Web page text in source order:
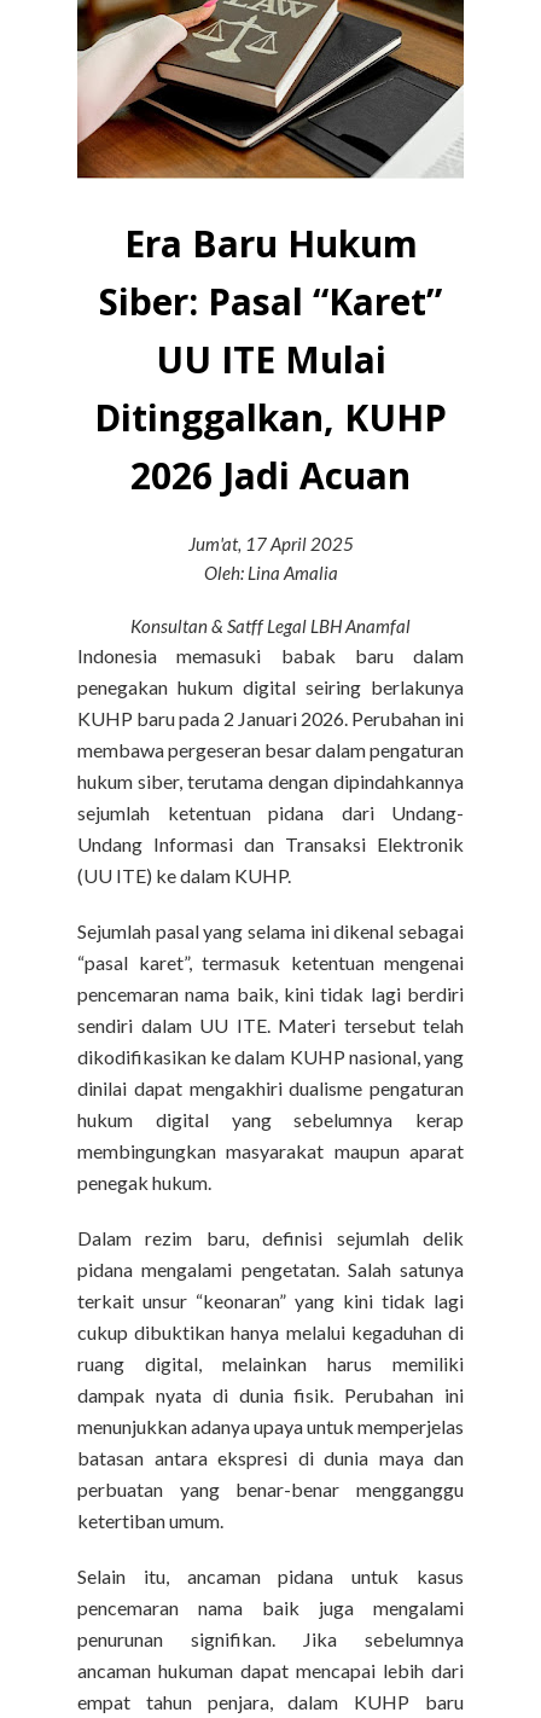
Era Baru Hukum
Siber: Pasal “Karet”
UU ITE Mulai
Ditinggalkan, KUHP
2026 Jadi Acuan
Jum'at, 17 April 2025
Oleh: Lina Amalia
Konsultan & Satff Legal LBH Anamfal
Indonesia memasuki babak baru dalam
penegakan hukum digital seiring berlakunya
KUHP baru pada 2 Januari 2026. Perubahan ini
membawa pergeseran besar dalam pengaturan
hukum siber, terutama dengan dipindahkannya
sejumlah ketentuan pidana dari Undang-
Undang Informasi dan Transaksi Elektronik
(UU ITE) ke dalam KUHP.
Sejumlah pasal yang selama ini dikenal sebagai
“pasal karet”, termasuk ketentuan mengenai
pencemaran nama baik, kini tidak lagi berdiri
sendiri dalam UU ITE. Materi tersebut telah
dikodifikasikan ke dalam KUHP nasional, yang
dinilai dapat mengakhiri dualisme pengaturan
hukum digital yang sebelumnya kerap
membingungkan masyarakat maupun aparat
penegak hukum.
Dalam rezim baru, definisi sejumlah delik
pidana mengalami pengetatan. Salah satunya
terkait unsur “keonaran” yang kini tidak lagi
cukup dibuktikan hanya melalui kegaduhan di
ruang digital, melainkan harus memiliki
dampak nyata di dunia fisik. Perubahan ini
menunjukkan adanya upaya untuk memperjelas
batasan antara ekspresi di dunia maya dan
perbuatan yang benar-benar mengganggu
ketertiban umum.
Selain itu, ancaman pidana untuk kasus
pencemaran nama baik juga mengalami
penurunan signifikan. Jika sebelumnya
ancaman hukuman dapat mencapai lebih dari
empat tahun penjara, dalam KUHP baru